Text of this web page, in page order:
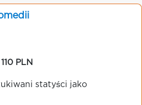
PLN
statyści jako